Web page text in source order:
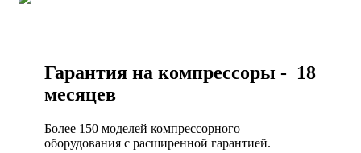
Гарантия на компрессоры - 18
месяцев
Более 150 моделей компрессорного
оборудования с расширенной гарантией.